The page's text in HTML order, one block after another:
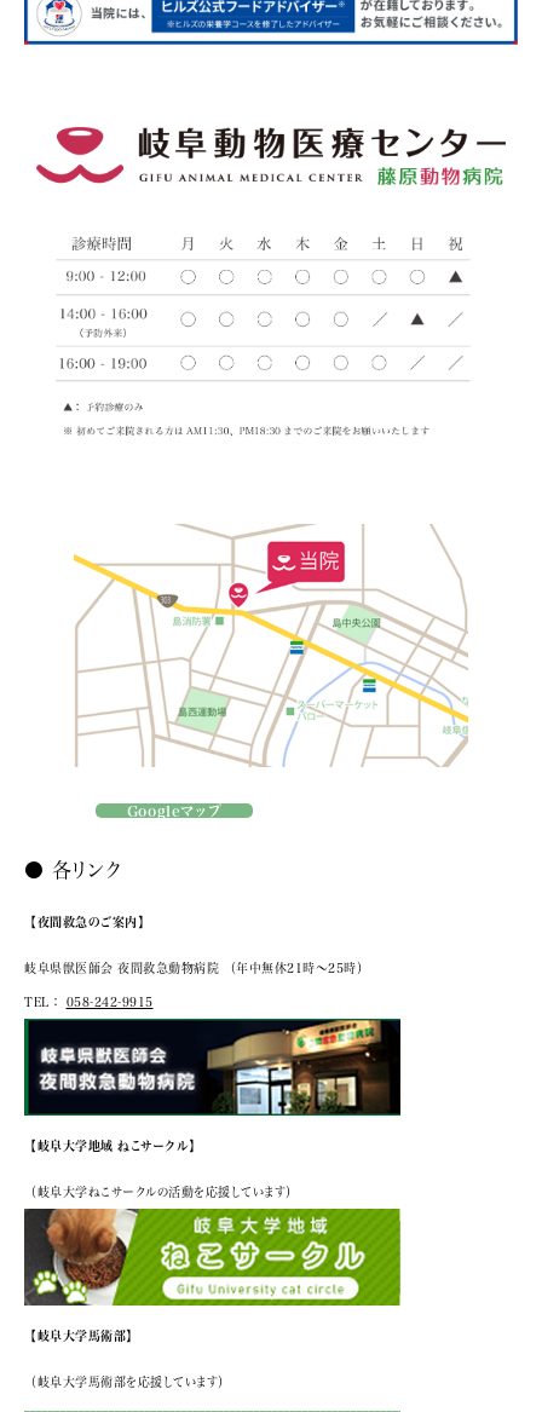
Googleマップ
● 各リンク
【夜間救急のご案内】
岐阜県獣医師会 夜間救急動物病院 （年中無休21時～25時）
TEL： 058-242-9915
【岐阜大学地域 ねこサークル】
（岐阜大学ねこサークルの活動を応援しています）
【岐阜大学馬術部】
（岐阜大学馬術部を応援しています）